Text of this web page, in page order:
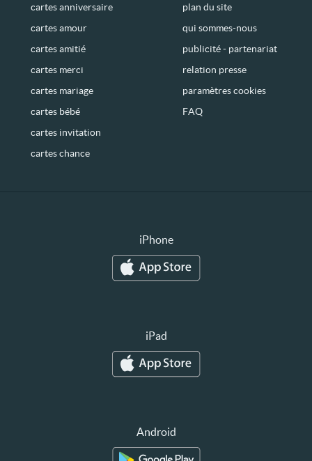
cartes anniversaire
cartes amour
cartes amitié
cartes merci
cartes mariage
cartes bébé
cartes invitation
cartes chance
plan du site
qui sommes-nous
publicité - partenariat
relation presse
paramètres cookies
FAQ
iPhone
iPad
Android